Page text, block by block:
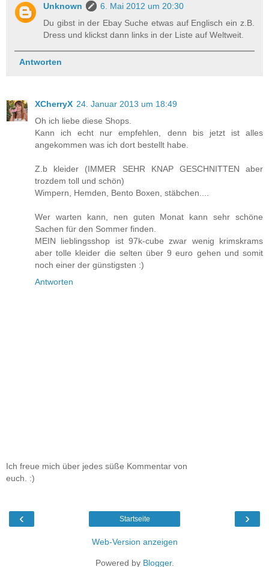
Unknown
6. Mai 2012 um 20:30
Du gibst in der Ebay Suche etwas auf Englisch ein z.B.
Dress und klickst dann links in der Liste auf Weltweit.
Antworten
XCherryX 24. Januar 2013 um 18:49
Oh ich liebe diese Shops.
Kann ich echt nur empfehlen, denn bis jetzt ist alles
angekommen was ich dort bestellt habe.
Z.b kleider (IMMER SEHR KNAP GESCHNITTEN aber
trozdem toll und schön)
Wimpern, Hemden, Bento Boxen, stäbchen....
Wer warten kann, nen guten Monat kann sehr schöne
Sachen für den Sommer finden.
MEIN lieblingsshop ist 97k-cube zwar wenig krimskrams
aber tolle kleider die selten über 9 euro gehen und somit
noch einer der günstigsten :)
Antworten
Ich freue mich über jedes süße Kommentar von
euch. :)
‹ ›
Startseite
Web-Version anzeigen
Powered by Blogger.